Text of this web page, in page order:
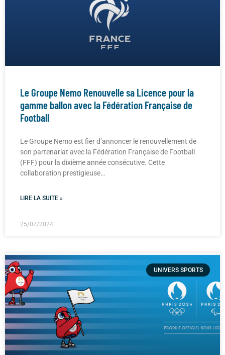
Le Groupe Nemo Renouvelle sa Licence pour la
gamme ballon avec la Fédération Française de
Football
Le Groupe Nemo est fier d’annoncer le renouvellement de
son partenariat avec la Fédération Française de Football
(FFF) pour la dixième année consécutive. Cette
collaboration prestigieuse…
LIRE LA SUITE »
25/07/2024
UNIVERS SPORTS